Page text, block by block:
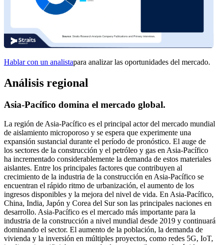
Hablar con un analistapara analizar las oportunidades del mercado.
Análisis regional
Asia-Pacífico domina el mercado global.
La región de Asia-Pacífico es el principal actor del mercado mundial
de aislamiento microporoso y se espera que experimente una
expansión sustancial durante el período de pronóstico. El auge de
los sectores de la construcción y el petróleo y gas en Asia-Pacífico
ha incrementado considerablemente la demanda de estos materiales
aislantes. Entre los principales factores que contribuyen al
crecimiento de la industria de la construcción en Asia-Pacífico se
encuentran el rápido ritmo de urbanización, el aumento de los
ingresos disponibles y la mejora del nivel de vida. En Asia-Pacífico,
China, India, Japón y Corea del Sur son las principales naciones en
desarrollo. Asia-Pacífico es el mercado más importante para la
industria de la construcción a nivel mundial desde 2019 y continuará
dominando el sector. El aumento de la población, la demanda de
vivienda y la inversión en múltiples proyectos, como redes 5G, IoT,